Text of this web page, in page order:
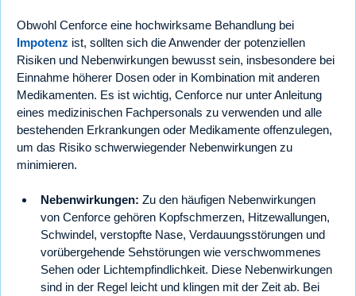
Obwohl Cenforce eine hochwirksame Behandlung bei
Impotenz ist, sollten sich die Anwender der potenziellen
Risiken und Nebenwirkungen bewusst sein, insbesondere bei
Einnahme höherer Dosen oder in Kombination mit anderen
Medikamenten. Es ist wichtig, Cenforce nur unter Anleitung
eines medizinischen Fachpersonals zu verwenden und alle
bestehenden Erkrankungen oder Medikamente offenzulegen,
um das Risiko schwerwiegender Nebenwirkungen zu
minimieren.
Nebenwirkungen: Zu den häufigen Nebenwirkungen
von Cenforce gehören Kopfschmerzen, Hitzewallungen,
Schwindel, verstopfte Nase, Verdauungsstörungen und
vorübergehende Sehstörungen wie verschwommenes
Sehen oder Lichtempfindlichkeit. Diese Nebenwirkungen
sind in der Regel leicht und klingen mit der Zeit ab. Bei